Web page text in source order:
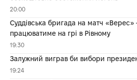
20:00
Суддівська бригада на матч «Верес»
працюватиме на грі в Рівному
19:30
Залужний виграв би вибори
19:24